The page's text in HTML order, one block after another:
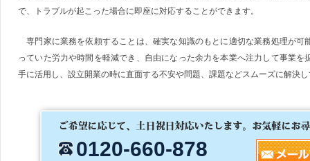
で、トラブルが起こった場合に即座に対応することができます。
専門家に業務を依頼することは、確実な知識のもとに適切な業務処理が可
っていた労力や時間を軽減でき、自由になった余力を本業へ注力して事業
手に活用し、設立開業の時に直面する不安や問題、課題などスムーズに解決
0120-660-878